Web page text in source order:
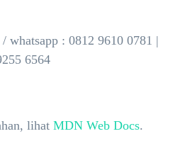
whatsapp : 0812 9610 0781 |
6564
lihat MDN Web Docs.